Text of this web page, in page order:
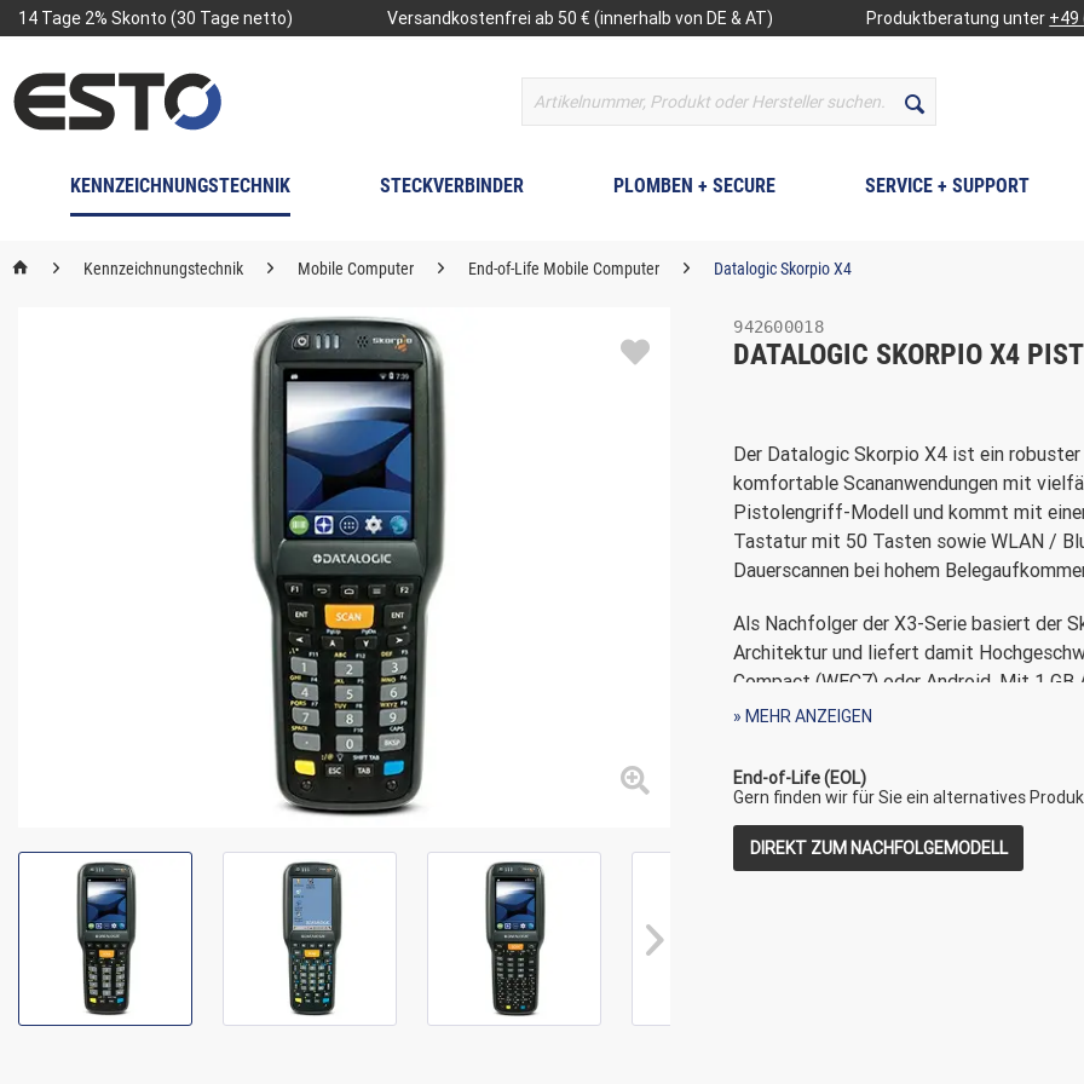
14 Tage 2% Skonto (30 Tage netto) Versandkostenfrei ab 50 € (innerhalb von DE & AT) Produktberatung unter +49
KENNZEICHNUNGSTECHNIK STECKVERBINDER PLOMBEN + SECURE SERVICE + SUPPORT
Kennzeichnungstechnik Mobile Computer End-of-Life Mobile Computer Datalogic Skorpio X4
942600018
DATALOGIC SKORPIO X4
Der Datalogic Skorpio X4 ist ein
komfortable Scananwendungen mit
Pistolengriff-Modell und kommt mit
Tastatur mit 50 Tasten sowie WLAN /
Dauerscannen bei hohem
Als Nachfolger der X3-Serie basiert der
Architektur und liefert damit
Compact (WEC7) oder Android. Mit 1
speicherintensive Anwendungen
Ziffernblock. Bei der Scan-Engine besteht
Die kabellosen
Übertragung von Daten, für kurze
» MEHR ANZEIGEN
End-of-Life (EOL)
Gern finden wir für Sie ein alternatives
DIREKT ZUM NACHFOLGEMODELL